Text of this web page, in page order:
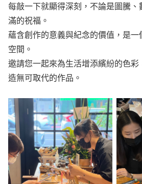
每敲一下就顯得深刻，不論是圖騰
滿的祝福。
蘊含創作的意義與紀念的價值，是
空間。
邀請您一起來為生活增添繽紛的色彩
造無可取代的作品。